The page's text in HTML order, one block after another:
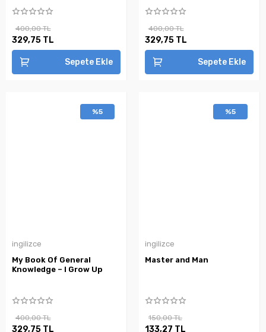
400,00 TL
329,75 TL
Sepete Ekle
400,00 TL
329,75 TL
Sepete Ekle
%5
ingilizce
My Book Of General
Knowledge – I Grow Up
400,00 TL
329,75 TL
%5
ingilizce
Master and Man
150,00 TL
133,27 TL